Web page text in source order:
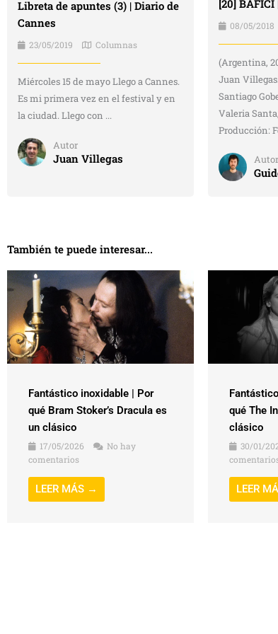
Libreta de apuntes (3) | Diario de
Cannes
23/05/2019 Columnas
Miércoles 15 de mayo Llego a Cannes.
Es mi primera vez en el festival y en
la ciudad. Llego con ...
Autor
Juan Villegas
[20] BAFICI
08/05/2018
(Argentina,
Juan
Santiago
Valeria
Producción:
Autor
También te puede interesar...
Fantástico inoxidable | Por
qué Bram Stoker’s Dracula es
un clásico
17/05/2026
No hay
comentarios
LEER MÁS →
qué The
clásico
30/01/
LEER